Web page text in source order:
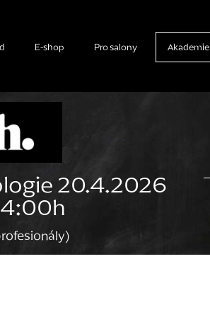
E-shop Pro salony Akademie
20.4.2026